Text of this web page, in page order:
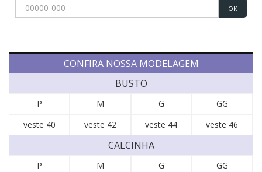
OK
CONFIRA NOSSA MODELAGEM
BUSTO
P M G
GG
veste 40
veste 42 veste 44 veste 46
CALCINHA
P M G
GG